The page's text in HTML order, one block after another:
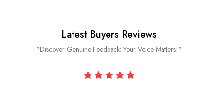
Latest Buyers Reviews
"Discover Genuine Feedback: Your Voice Matters!"